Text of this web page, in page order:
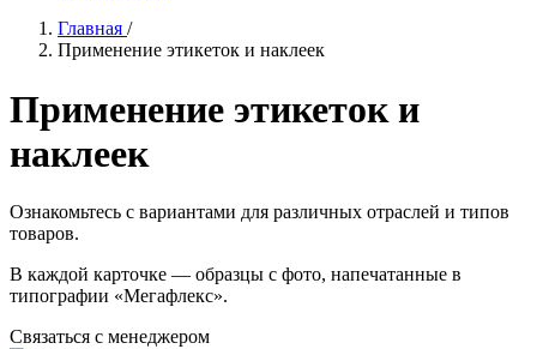
Главная /
Применение этикеток и наклеек
Применение этикеток и
наклеек
Ознакомьтесь с вариантами для различных отраслей и типов
товаров.
В каждой карточке — образцы с фото, напечатанные в
типографии «Мегафлекс».
Связаться с менеджером